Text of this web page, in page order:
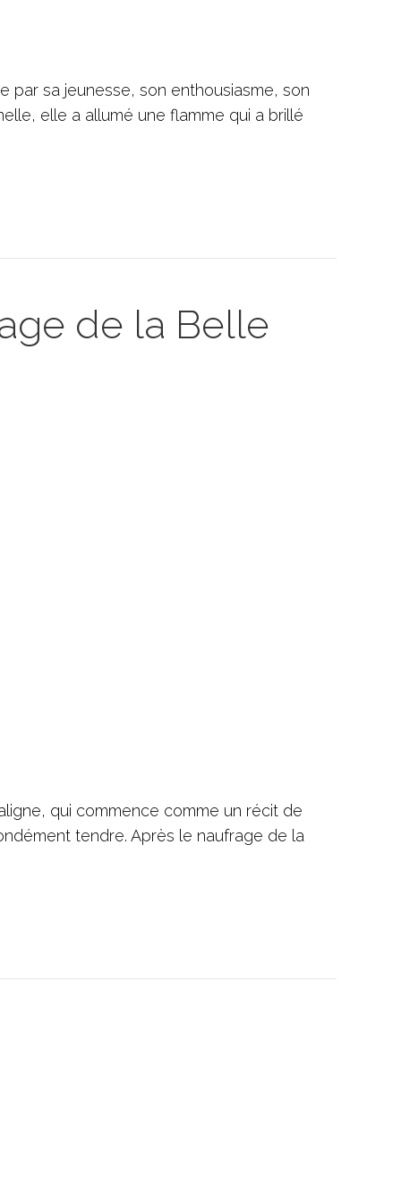
par sa jeunesse, son enthousiasme, son
elle a allumé une flamme qui a brillé
de la Belle
qui commence comme un récit de
tendre. Après le naufrage de la